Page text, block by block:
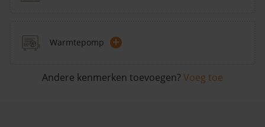
Warmtepomp +
Andere kenmerken toevoegen? Voeg toe